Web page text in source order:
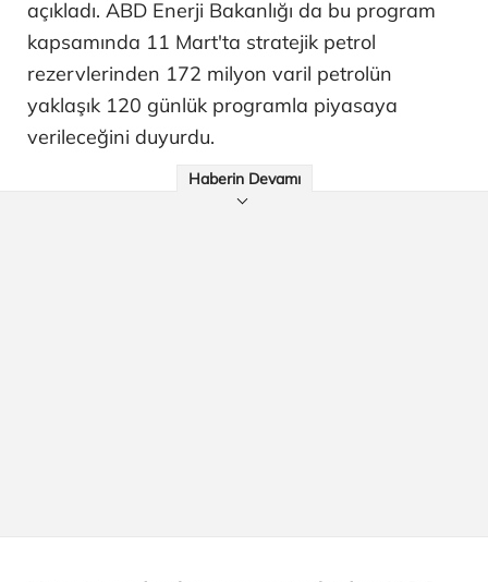
açıkladı. ABD Enerji Bakanlığı da bu program
kapsamında 11 Mart'ta stratejik petrol
rezervlerinden 172 milyon varil petrolün
yaklaşık 120 günlük programla piyasaya
verileceğini duyurdu.
Haberin Devamı